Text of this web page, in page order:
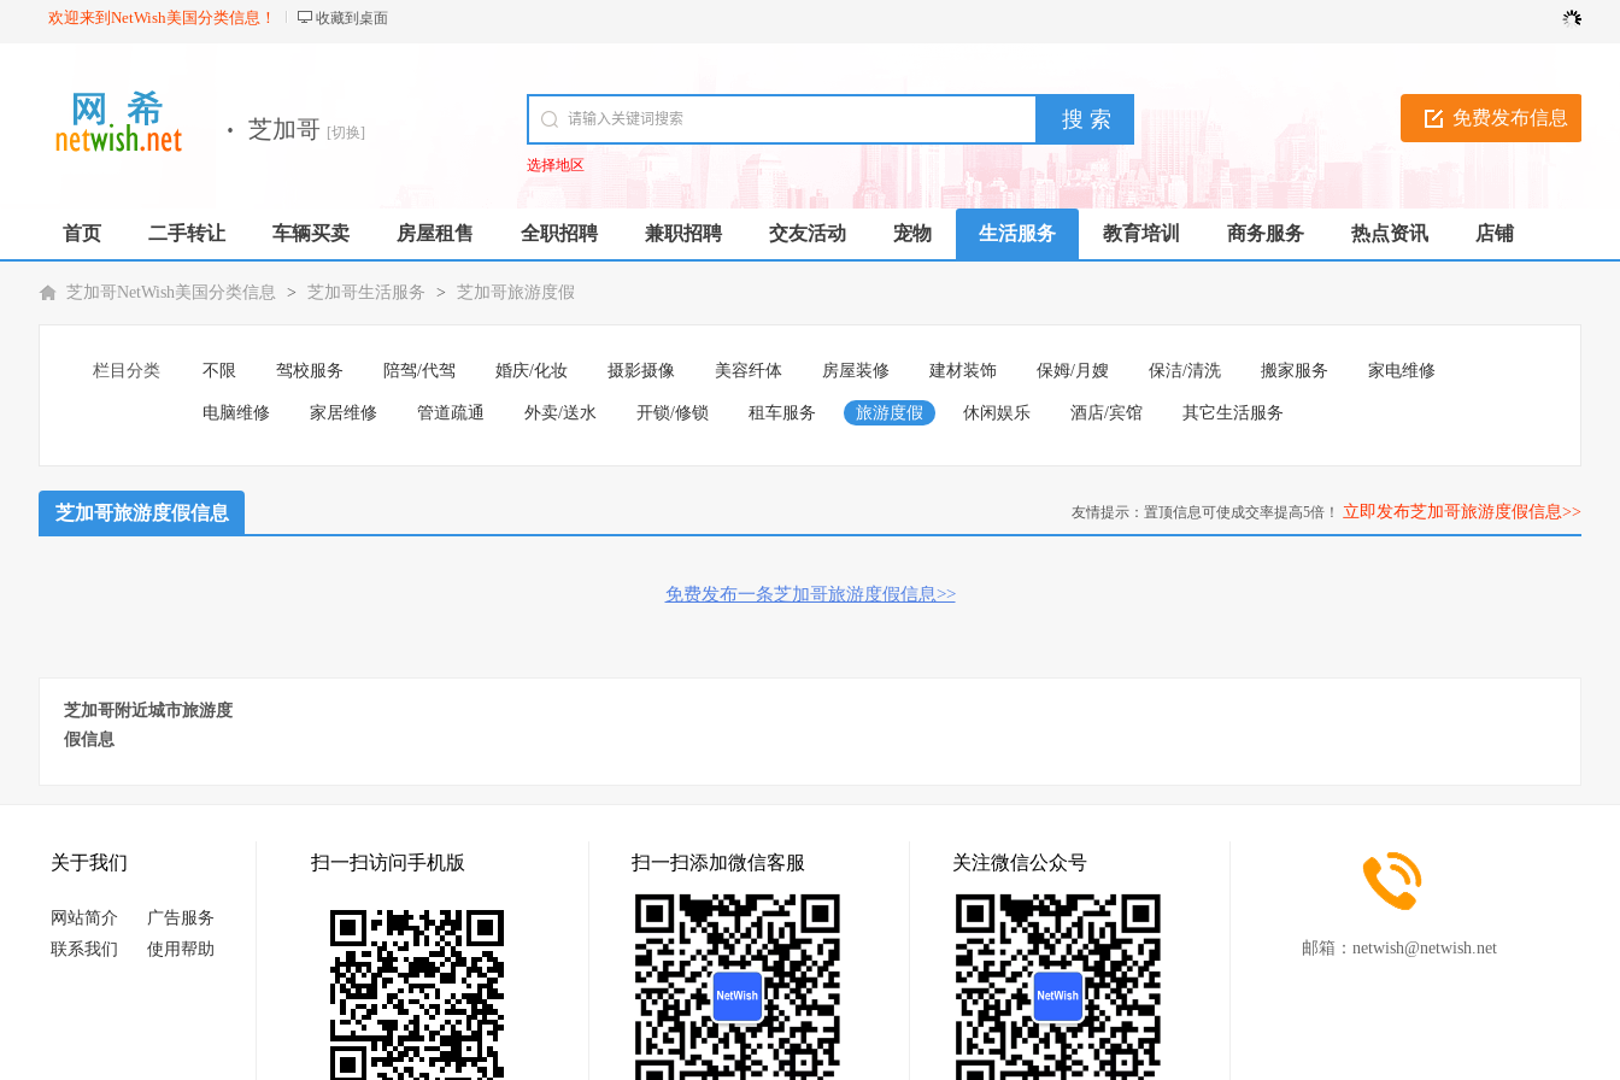
欢迎来到NetWish美国分类信息！ 收藏到桌面
免费发布信息
· 芝加哥 [切换]
选择地区
首页 二手转让 车辆买卖 房屋租售 全职招聘 兼职招聘 交友活动 宠物 生活服务 教育培训 商务服务 热点资讯 店铺
芝加哥NetWish美国分类信息 > 芝加哥生活服务 > 芝加哥旅游度假
栏目分类 不限 驾校服务 陪驾/代驾 婚庆/化妆 摄影摄像 美容纤体 房屋装修 建材装饰 保姆/月嫂 保洁/清洗 搬家服务 家电维修
电脑维修 家居维修 管道疏通 外卖/送水 开锁/修锁 租车服务 旅游度假 休闲娱乐 酒店/宾馆 其它生活服务
芝加哥旅游度假信息 友情提示：置顶信息可使成交率提高5倍！ 立即发布芝加哥旅游度假信息>>
免费发布一条芝加哥旅游度假信息>>
芝加哥附近城市旅游度
假信息
关于我们
网站简介
广告服务
联系我们
使用帮助
扫一扫访问手机版 扫一扫添加微信客服 关注微信公众号
邮箱： netwish@netwish.net